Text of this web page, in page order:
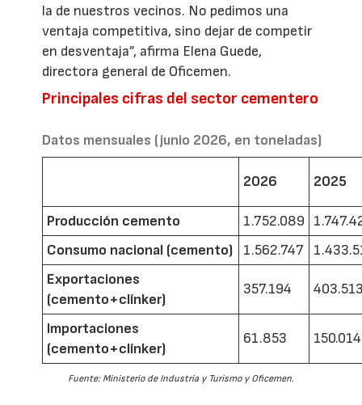
la de nuestros vecinos. No pedimos una
ventaja competitiva, sino dejar de competir
en desventaja”, afirma Elena Guede,
directora general de Oficemen.
Principales cifras del sector cementero
Datos mensuales (junio 2026, en toneladas)
2026 2025
Producción cemento 1.752.089
Consumo nacional (cemento)
1.562.747
Exportaciones
(cemento+clínker)
357.194
Importaciones
(cemento+clínker)
61.853 150.014
Fuente: Ministerio de Industria y Turismo y Oficemen.